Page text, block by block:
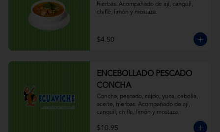
hierbas. Acompañado de ají, canguil,
chifle, limón y mostaza.
$4.50
ENCEBOLLADO PESCADO
CONCHA
Concha, pescado, caldo, yuca, cebolla,
aceite, hierbas. Acompañado de ají,
canguil, chifle, limón y mostaza.
$10.95